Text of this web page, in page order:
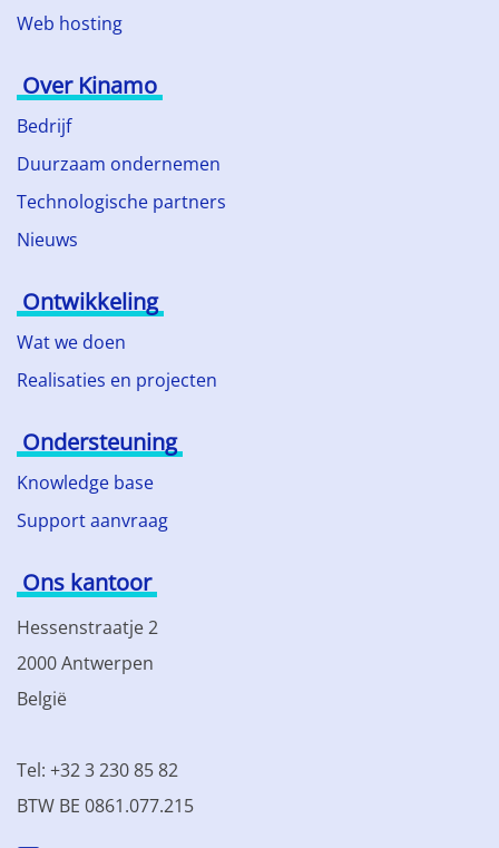
Web hosting
Over Kinamo
Bedrijf
Duurzaam ondernemen
Technologische partners
Nieuws
Ontwikkeling
Wat we doen
Realisaties en projecten
Ondersteuning
Knowledge base
Support aanvraag
Ons kantoor
Hessenstraatje 2
2000 Antwerpen
België
Tel: +32 3 230 85 82
BTW BE 0861.077.215